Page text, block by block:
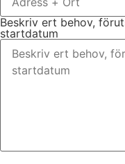
Beskriv ert behov,
startdatum